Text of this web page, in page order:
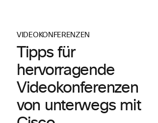
VIDEOKONFERENZEN
Tipps für
hervorragende
Videokonferenzen
von unterwegs mit